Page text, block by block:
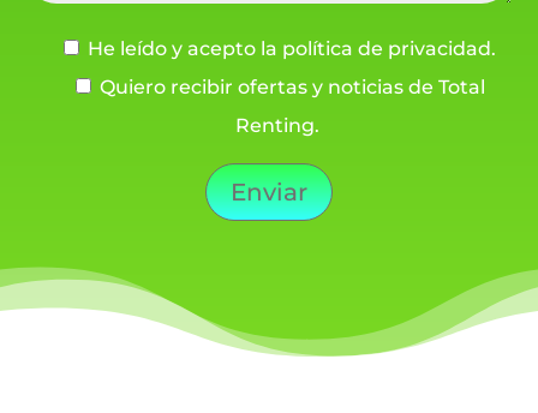
He leído y acepto la política de privacidad.
Quiero recibir ofertas y noticias de Total
Renting.
Enviar